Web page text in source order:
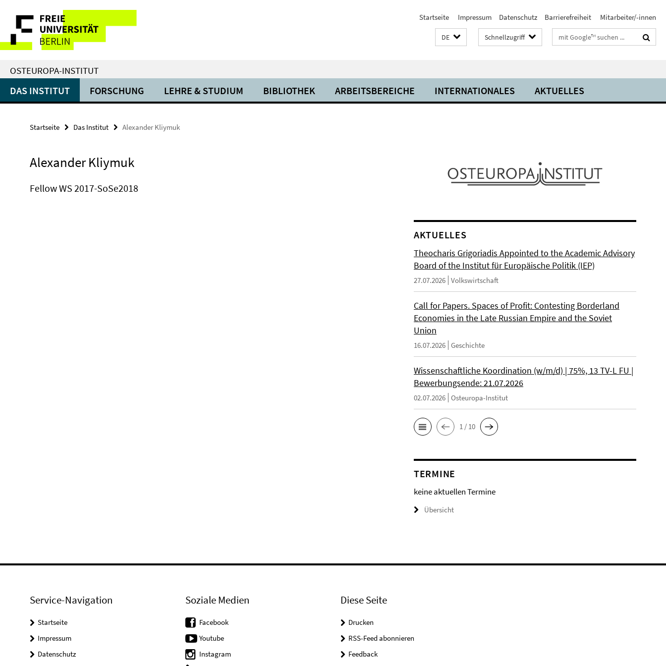
direkt
Inhalt
Service-
Navigation
Startseite Impressum Datenschutz Barrierefreiheit Mitarbeiter/-innen
DE Schnellzugriff Suchbegriffe
OSTEUROPA-INSTITUT
DAS INSTITUT FORSCHUNG LEHRE & STUDIUM BIBLIOTHEK ARBEITSBEREICHE INTERNATIONALES AKTUELLES
Startseite Das Institut Alexander Kliymuk
Alexander Kliymuk
Fellow WS 2017-SoSe2018
AKTUELLES
Theocharis Grigoriadis Appointed to the Academic Advisory
Board of the Institut für Europäische Politik (IEP)
27.07.2026 Volkswirtschaft
Call for Papers. Spaces of Profit: Contesting Borderland
Economies in the Late Russian Empire and the Soviet
Union
16.07.2026 Geschichte
Wissenschaftliche Koordination (w/m/d) | 75%, 13 TV-L FU |
Bewerbungsende: 21.07.2026
02.07.2026 Osteuropa-Institut
1 / 10
TERMINE
keine aktuellen Termine
Übersicht
Service-Navigation
Startseite
Impressum
Datenschutz
Soziale Medien
Facebook
Youtube
Instagram
Diese Seite
Drucken
RSS-Feed abonnieren
Feedback